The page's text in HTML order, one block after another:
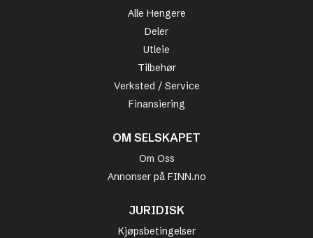
Alle Hengere
Deler
Utleie
Tilbehør
Verksted / Service
Finansiering
OM SELSKAPET
Om Oss
Annonser på FINN.no
JURIDISK
Kjøpsbetingelser